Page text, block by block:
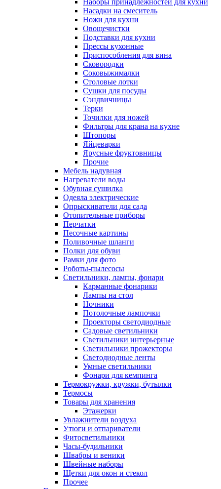
Наборы принадлежностей для кухни
Насадки на смеситель
Ножи для кухни
Овощечистки
Подставки для кухни
Прессы кухонные
Приспособления для вина
Сковородки
Соковыжималки
Столовые лотки
Сушки для посуды
Сэндвичницы
Терки
Точилки для ножей
Фильтры для крана на кухне
Штопоры
Яйцеварки
Ярусные фруктовницы
Прочие
Мебель надувная
Нагреватели воды
Обувная сушилка
Одеяла электрические
Опрыскиватели для сада
Отопительные приборы
Перчатки
Песочные картины
Поливочные шланги
Полки для обуви
Рамки для фото
Роботы-пылесосы
Светильники, лампы, фонари
Карманные фонарики
Лампы на стол
Ночники
Потолочные лампочки
Проекторы светодиодные
Садовые светильники
Светильники интерьерные
Светильники прожекторы
Светодиодные ленты
Умные светильники
Фонари для кемпинга
Термокружки, кружки, бутылки
Термосы
Товары для хранения
Этажерки
Увлажнители воздуха
Утюги и отпариватели
Фитосветильники
Часы-будильники
Швабры и веники
Швейные наборы
Щетки для окон и стекол
Прочее